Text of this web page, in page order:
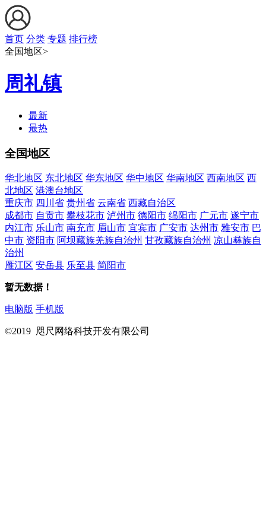
首页 分类 专题 排行榜
全国地区>
周礼镇
最新
最热
全国地区
华北地区 东北地区 华东地区 华中地区 华南地区 西南地区 西
北地区 港澳台地区
重庆市 四川省 贵州省 云南省 西藏自治区
成都市 自贡市 攀枝花市 泸州市 德阳市 绵阳市 广元市 遂宁市
内江市 乐山市 南充市 眉山市 宜宾市 广安市 达州市 雅安市 巴
中市 资阳市 阿坝藏族羌族自治州 甘孜藏族自治州 凉山彝族自
治州
雁江区 安岳县 乐至县 简阳市
暂无数据！
电脑版 手机版
©2019 咫尺网络科技开发有限公司